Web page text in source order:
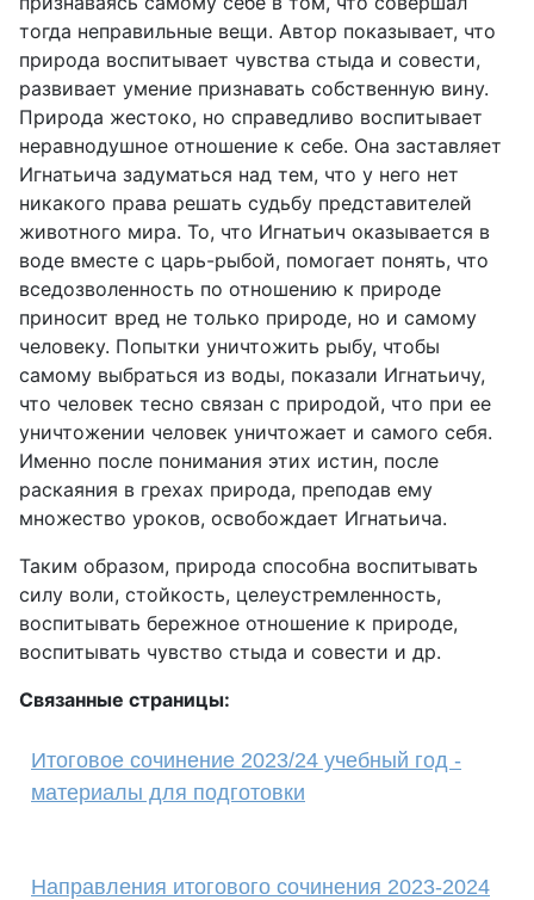
тогда неправильные вещи. Автор показывает, что
природа воспитывает чувства стыда и совести,
развивает умение признавать собственную вину.
Природа жестоко, но справедливо воспитывает
неравнодушное отношение к себе. Она заставляет
Игнатьича задуматься над тем, что у него нет
никакого права решать судьбу представителей
животного мира. То, что Игнатьич оказывается в
воде вместе с царь-рыбой, помогает понять, что
вседозволенность по отношению к природе
приносит вред не только природе, но и самому
человеку. Попытки уничтожить рыбу, чтобы
самому выбраться из воды, показали Игнатьичу,
что человек тесно связан с природой, что при ее
уничтожении человек уничтожает и самого себя.
Именно после понимания этих истин, после
раскаяния в грехах природа, преподав ему
множество уроков, освобождает Игнатьича.
Таким образом, природа способна воспитывать
силу воли, стойкость, целеустремленность,
воспитывать бережное отношение к природе,
воспитывать чувство стыда и совести и др.
Связанные страницы:
Итоговое сочинение 2023/24 учебный год -
материалы для подготовки
Направления итогового сочинения 2023-2024